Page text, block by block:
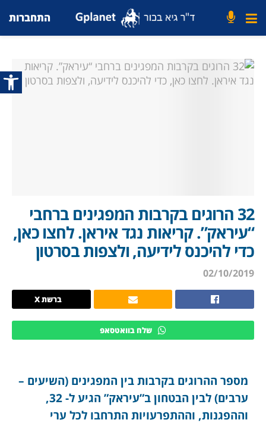
פתח
התחברות
32 הרוגים בקרבות המפגינים ברחבי
“עיראק”. קריאות נגד איראן. לחצו כאן,
כדי להיכנס לידיעה, ולצפות בסרטון
02/10/2019
ברשת X
שלח בוואטסאפ
מספר ההרוגים בקרבות בין המפגינים (השיעים –
ערבים) לבין הבטחון ב”עיראק” הגיע ל- 32,
וההפגנות, וההתפרעויות התרחבו לכל ערי